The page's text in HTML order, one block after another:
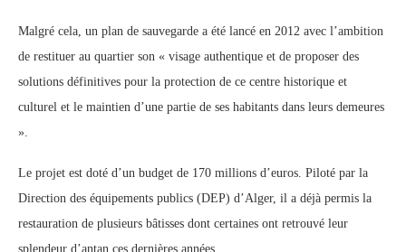
Malgré cela, un plan de sauvegarde a été lancé en 2012 avec l’ambition
de restituer au quartier son « visage authentique et de proposer des
solutions définitives pour la protection de ce centre historique et
culturel et le maintien d’une partie de ses habitants dans leurs demeures
».
Le projet est doté d’un budget de 170 millions d’euros. Piloté par la
Direction des équipements publics (DEP) d’Alger, il a déjà permis la
restauration de plusieurs bâtisses dont certaines ont retrouvé leur
splendeur d’antan ces dernières années.